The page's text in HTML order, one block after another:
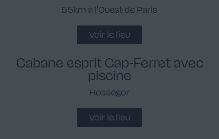
55km à l'Ouest de Paris
Voir le lieu
Cabane esprit Cap-Ferret avec
piscine
Hossegor
Voir le lieu